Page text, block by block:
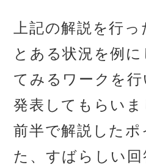
上記の解説を行
とある状況を例
てみるワークを行
発表してもらいま
前半で解説したポ
た、すばらしい回